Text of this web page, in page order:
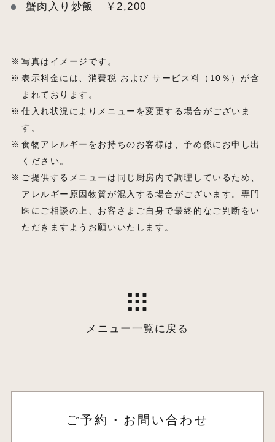
蟹肉入り炒飯 ￥2,200
写真はイメージです。
表示料金には、消費税 および サービス料（10％）が含
まれております。
仕入れ状況によりメニューを変更する場合がございま
す。
食物アレルギーをお持ちのお客様は、予め係にお申し出
ください。
ご提供するメニューは同じ厨房内で調理しているため、
アレルギー原因物質が混入する場合がございます。専門
医にご相談の上、お客さまご自身で最終的なご判断をい
ただきますようお願いいたします。
メニュー一覧に戻る
ご予約・お問い合わせ